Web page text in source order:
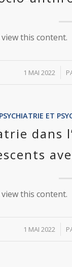
this content.
1 MAI 2022
/
PSYCHIATRIE ET
dans
this content.
1 MAI 2022
/